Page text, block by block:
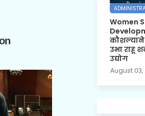
Women
कौशल्याने
उभा राहू
उद्योग
August 03,